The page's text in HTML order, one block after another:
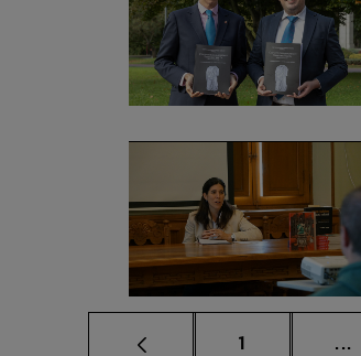
Página
1 ...